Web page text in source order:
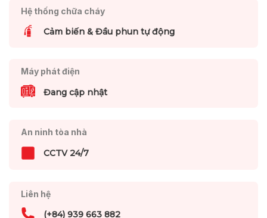
Hệ thống chữa cháy
Cảm biến & Đầu phun tự động
Máy phát điện
Đang cập nhật
An ninh tòa nhà
CCTV 24/7
Liên hệ
(+84) 939 663 882